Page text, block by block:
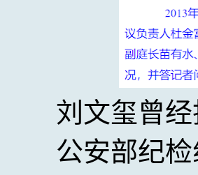
刘文玺曾
公安部纪